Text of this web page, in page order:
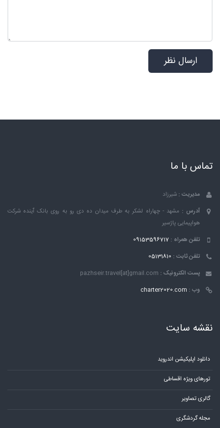
تماس با ما
مدیریت : شیرزاد
آدرس : مشهد - چهاراه لشکر به طرف میدان ده دی رو به روی بانک ٱینده شرکت
هواپیمایی پاژسیر
تلفن همراه : 09153596717
تلفن ثابت : 05131810
پست الکترونیک : pazhseir.travel[at]gmail.com
وب : charter2020.com
نقشه سایت
دانلود اپلیکیشن اندروید
تورهای ویژه اقساطی
گالری تصاویر
مجله گردشگری